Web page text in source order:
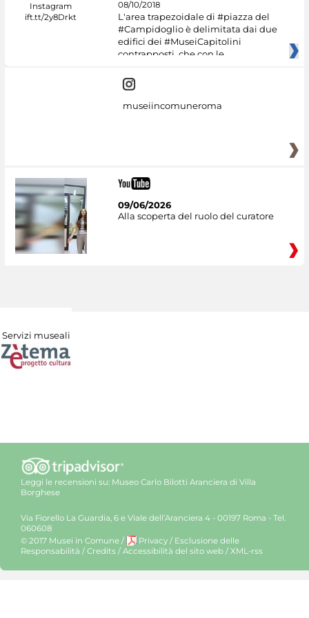
08/10/2018
L'area trapezoidale di #piazza del
#Campidoglio è delimitata dai due
edifici dei #MuseiCapitolini
contrapposti, che con le
museiincomuneroma
09/06/2026
Alla scoperta del ruolo del curatore
Servizi museali
Leggi le recensioni su: Museo Carlo Bilotti Aranciera di Villa
Borghese
Via Fiorello La Guardia, 6 e Viale dell’Aranciera 4 - 00197 Roma - Tel.
060608
© 2017 Musei in Comune / Privacy / Esclusione delle
Responsabilità / Credits / Accessibilità del sito web / XML-rss